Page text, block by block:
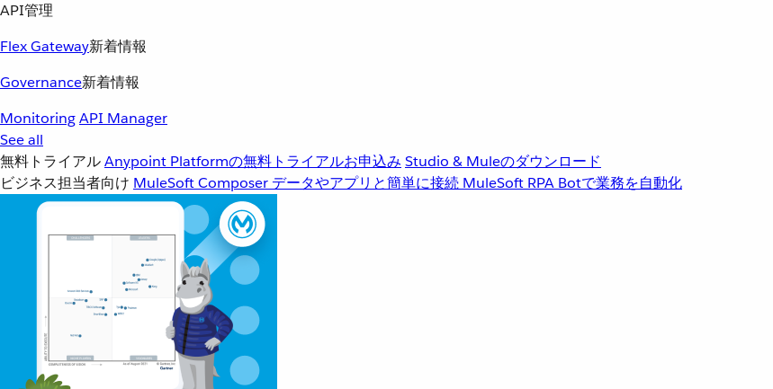
API管理
Flex Gateway新着情報
Governance新着情報
MonitoringAPI Manager
See all
無料トライアルAnypoint Platformの無料トライアルお申込み Studio & Muleのダウンロード
ビジネス担当者向け MuleSoft Composer データやアプリと簡単に接続 MuleSoft RPA Botで業務を自動化